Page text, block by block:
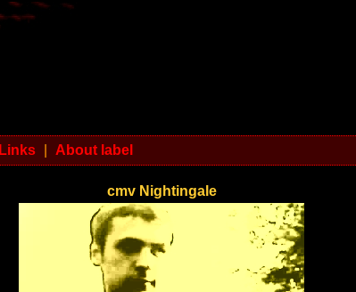
Links About label
cmv Nightingale